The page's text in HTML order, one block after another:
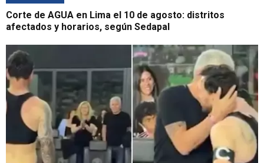
Corte de AGUA en Lima el 10 de agosto: distritos
afectados y horarios, según Sedapal